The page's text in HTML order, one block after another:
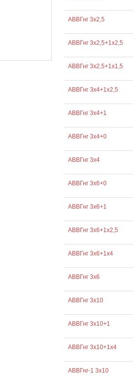
АВВГнг 3х2,5
АВВГнг 3х2,5+1х2,5
АВВГнг 3х2,5+1х1,5
АВВГнг 3х4+1х2,5
АВВГнг 3х4+1
АВВГнг 3х4+0
АВВГнг 3х4
АВВГнг 3х6+0
АВВГнг 3х6+1
АВВГнг 3х6+1х2,5
АВВГнг 3х6+1х4
АВВГнг 3х6
АВВГнг 3х10
АВВГнг 3х10+1
АВВГнг 3х10+1х4
АВВГнг-1 3х10